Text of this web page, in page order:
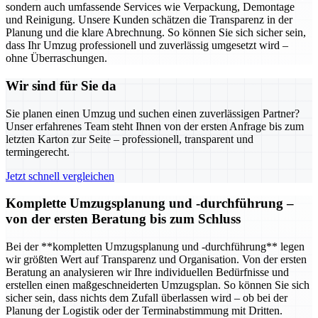
sondern auch umfassende Services wie Verpackung, Demontage
und Reinigung. Unsere Kunden schätzen die Transparenz in der
Planung und die klare Abrechnung. So können Sie sich sicher sein,
dass Ihr Umzug professionell und zuverlässig umgesetzt wird –
ohne Überraschungen.
Wir sind für Sie da
Sie planen einen Umzug und suchen einen zuverlässigen Partner?
Unser erfahrenes Team steht Ihnen von der ersten Anfrage bis zum
letzten Karton zur Seite – professionell, transparent und
termingerecht.
Jetzt schnell vergleichen
Komplette Umzugsplanung und -durchführung –
von der ersten Beratung bis zum Schluss
Bei der **kompletten Umzugsplanung und -durchführung** legen
wir größten Wert auf Transparenz und Organisation. Von der ersten
Beratung an analysieren wir Ihre individuellen Bedürfnisse und
erstellen einen maßgeschneiderten Umzugsplan. So können Sie sich
sicher sein, dass nichts dem Zufall überlassen wird – ob bei der
Planung der Logistik oder der Terminabstimmung mit Dritten.